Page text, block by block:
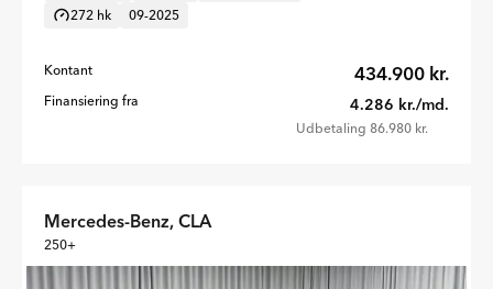
272 hk 09-2025
Kontant 434.900 kr.
Finansiering fra 4.286 kr./md.
Udbetaling 86.980 kr.
Mercedes-Benz, CLA
250+